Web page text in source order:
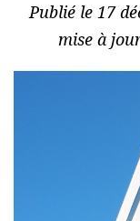
Publié le 17
mise à